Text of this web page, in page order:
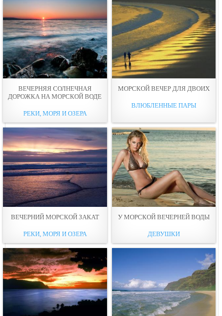
ВЕЧЕРНЯЯ СОЛНЕЧНАЯ
ДОРОЖКА НА МОРСКОЙ ВОДЕ
РЕКИ, МОРЯ И ОЗЕРА
МОРСКОЙ ВЕЧЕР ДЛЯ ДВОИХ
ВЛЮБЛЕННЫЕ ПАРЫ
ВЕЧЕРНИЙ МОРСКОЙ ЗАКАТ
РЕКИ, МОРЯ И ОЗЕРА
У МОРСКОЙ ВЕЧЕРНEЙ ВОДЫ
ДЕВУШКИ